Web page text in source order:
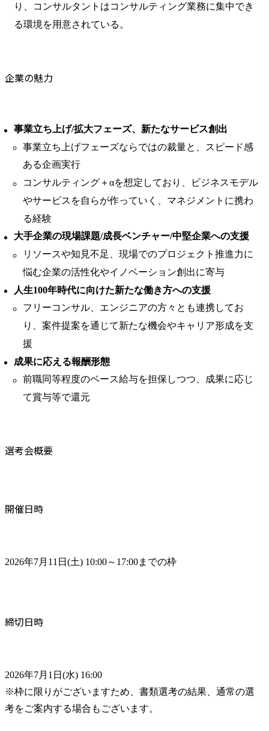
り、コンサルタントはコンサルティング業務に集中でき
る環境を用意されている。
企業の魅力
事業立ち上げ/拡大フェーズ、新たなサービス創出
事業立ち上げフェーズならではの裁量と、スピード感
ある企画実行
コンサルティング＋αを想定しており、ビジネスモデル
やサービスを自らが作っていく、マネジメントに携わ
る経験
大手企業の現場課題/成長ベンチャー/中堅企業への支援
リソースや知見不足、現場でのプロジェクト推進力に
悩む企業の活性化やイノベーション創出に寄与
人生100年時代に向けた新たな働き方への支援
フリーコンサル、エンジニアの方々とも連携してお
り、案件提案を通じて新たな機会やキャリア形成を支
援
成果に応える報酬形態
前職同等程度のベース給与を担保しつつ、成果に応じ
て賞与等で還元
選考会概要
開催日時
2026年7月11日(土) 10:00～17:00までの枠
締切日時
2026年7月1日(水) 16:00
※枠に限りがございますため、書類選考の結果、通常の選
考をご案内する場合もございます。